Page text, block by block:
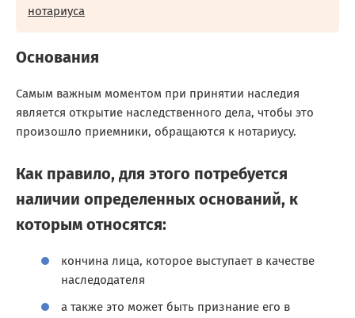
нотариуса
Основания
Самым важным моментом при принятии наследия
является открытие наследственного дела, чтобы это
произошло приемники, обращаются к нотариусу.
Как правило, для этого потребуется
наличии определенных оснований, к
которым относятся:
кончина лица, которое выступает в качестве
наследодателя
а также это может быть признание его в